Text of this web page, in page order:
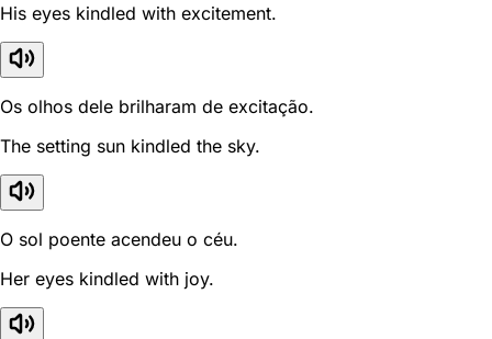
His eyes kindled with excitement.
Os olhos dele brilharam de excitação.
The setting sun kindled the sky.
O sol poente acendeu o céu.
Her eyes kindled with joy.